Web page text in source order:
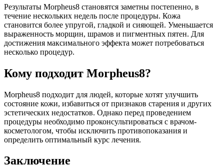
Результаты Morpheus8 становятся заметны постепенно, в
течение нескольких недель после процедуры. Кожа
становится более упругой, гладкой и сияющей. Уменьшается
выраженность морщин, шрамов и пигментных пятен. Для
достижения максимального эффекта может потребоваться
несколько процедур.
Кому подходит Morpheus8?
Morpheus8 подходит для людей, которые хотят улучшить
состояние кожи, избавиться от признаков старения и других
эстетических недостатков. Однако перед проведением
процедуры необходимо проконсультироваться с врачом-
косметологом, чтобы исключить противопоказания и
определить оптимальный курс лечения.
Заключение